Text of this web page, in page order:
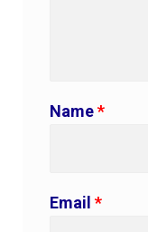
Name*
Email *